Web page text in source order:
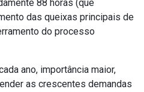
88 horas (que
das queixas principais de
do processo
ano, importância maior,
as crescentes demandas